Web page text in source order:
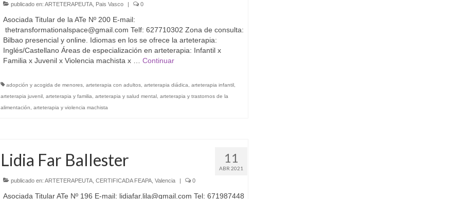
publicado en: ARTETERAPEUTA, Pais Vasco | 0
Asociada Titular de la ATe Nº 200 E-mail:
thetransformationalspace@gmail.com Telf: 627710302 Zona de consulta:
Bilbao presencial y online. Idiomas en los se ofrece la arteterapia:
Inglés/Castellano Áreas de especialización en arteterapia: Infantil x
Familia x Juvenil x Violencia machista x … Continuar
adopción y acogida de menores, arteterapia con adultos, arteterapia diádica arteterapia infantil,
arteterapia juvenil, arteterapia y familia arteterapia y salud mental, arteterapia y trastornos de la
alimentación
arteterapia y violencia machista
11
ABR 2021
Lidia Far Ballester
publicado en: ARTETERAPEUTA, CERTIFICADA FEAPA, Valencia | 0
Asociada Titular ATe Nº 196 E-mail: lidiafar.lila@gmail.com Tel: 671987448